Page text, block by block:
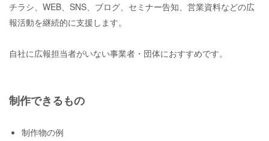
チラシ、WEB、SNS、ブログ、セミナー告知、営業資料などの広
報活動を継続的に支援します。
自社に広報担当者がいない事業者・団体におすすめです。
制作できるもの
制作物の例